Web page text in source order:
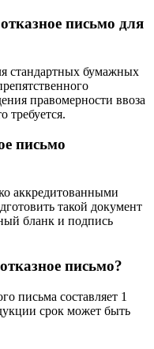
письмо для
стандартных бумажных
правомерности ввоза
требуется.
письмо
аккредитованными
такой документ
бланк и подпись
письмо?
письма составляет 1
срок может быть